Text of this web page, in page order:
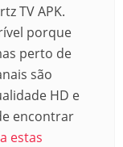
TV APK.
porque
perto de
são
HD e
encontrar
estas